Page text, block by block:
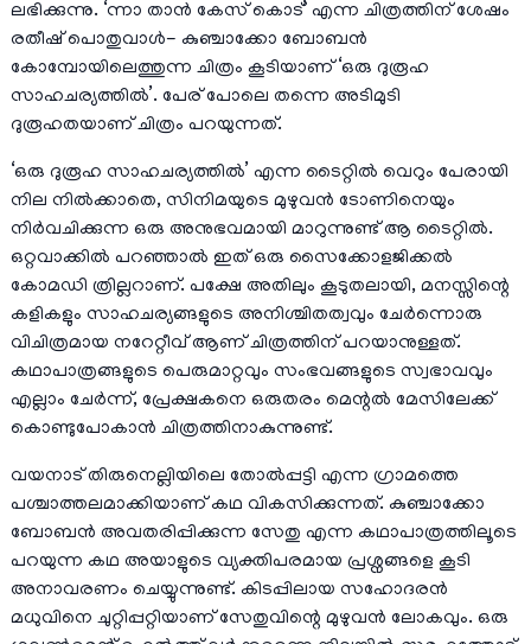
ലഭിക്കുന്നു. ‘ന്നാ താൻ കേസ് കൊട്’ എന്ന ചിത്രത്തിന് ശേഷം
രതീഷ് പൊതുവാൾ- കുഞ്ചാക്കോ ബോബൻ
കോമ്പോയിലെത്തുന്ന ചിത്രം കൂടിയാണ് ‘ഒരു ദുരൂഹ
സാഹചര്യത്തിൽ’. പേര് പോലെ തന്നെ അടിമുടി
ദുരൂഹതയാണ് ചിത്രം പറയുന്നത്.
‘ഒരു ദുരൂഹ സാഹചര്യത്തിൽ’ എന്ന ടൈറ്റിൽ വെറും പേരായി
നില നിൽക്കാതെ, സിനിമയുടെ മുഴുവൻ ടോണിനെയും
നിർവചിക്കുന്ന ഒരു അനുഭവമായി മാറുന്നുണ്ട് ആ ടൈറ്റിൽ.
ഒറ്റവാക്കിൽ പറഞ്ഞാൽ ഇത് ഒരു സൈക്കോളജിക്കൽ
കോമഡി ത്രില്ലറാണ്. പക്ഷേ അതിലും കൂടുതലായി, മനസ്സിന്റെ
കളികളും സാഹചര്യങ്ങളുടെ അനിശ്ചിതത്വവും ചേർന്നൊരു
വിചിത്രമായ നറേറ്റീവ് ആണ് ചിത്രത്തിന് പറയാനുള്ളത്.
കഥാപാത്രങ്ങളുടെ പെരുമാറ്റവും സംഭവങ്ങളുടെ സ്വഭാവവും
എല്ലാം ചേർന്ന്, പ്രേക്ഷകനെ ഒരുതരം മെന്റൽ മേസിലേക്ക്
കൊണ്ടുപോകാൻ ചിത്രത്തിനാകുന്നുണ്ട്.
വയനാട് തിരുനെല്ലിയിലെ തോൽപ്പട്ടി എന്ന ഗ്രാമത്തെ
പശ്ചാത്തലമാക്കിയാണ് കഥ വികസിക്കുന്നത്. കുഞ്ചാക്കോ
ബോബൻ അവതരിപ്പിക്കുന്ന സേതു എന്ന കഥാപാത്രത്തിലൂടെ
പറയുന്ന കഥ അയാളുടെ വ്യക്തിപരമായ പ്രശ്നങ്ങളെ കൂടി
അനാവരണം ചെയ്യുന്നുണ്ട്. കിടപ്പിലായ സഹോദരൻ
മധുവിനെ ചുറ്റിപ്പറ്റിയാണ് സേതുവിന്റെ മുഴുവൻ ലോകവും. ഒരു